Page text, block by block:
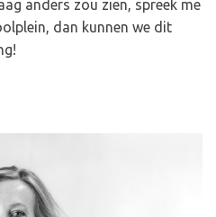
anders zou zien, spreek me
dan kunnen we dit